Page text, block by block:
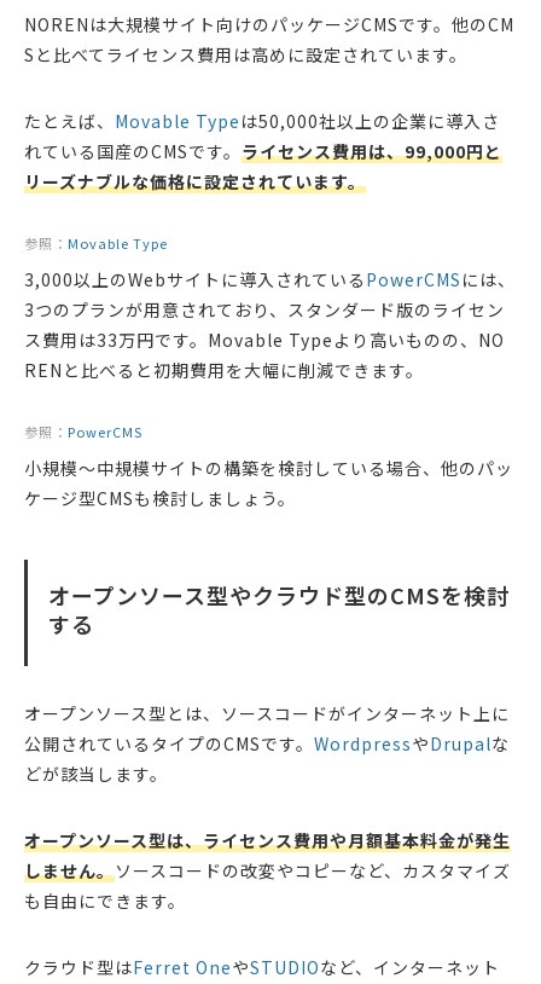
NORENは大規模サイト向けのパッケージCMSです。他のCM
Sと比べてライセンス費用は高めに設定されています。
たとえば、 Movable Type は50,000社以上の企業に導入さ
れている国産のCMSです。 ライセンス費用は、99,000円と
リーズナブルな価格に設定されています。
参照： Movable Type
3,000以上のWebサイトに導入されている PowerCMS には、
3つのプランが用意されており、スタンダード版のライセン
ス費用は33万円です。Movable Typeより高いものの、NO
RENと比べると初期費用を大幅に削減できます。
参照： PowerCMS
小規模〜中規模サイトの構築を検討している場合、他のパッ
ケージ型CMSも検討しましょう。
オープンソース型やクラウド型のCMSを検討
する
オープンソース型とは、ソースコードがインターネット上に
公開されているタイプのCMSです。 WordpressやDrupalな
どが該当します。
オープンソース型は、ライセンス費用や月額基本料金が発生
しません。ソースコードの改変やコピーなど、カスタマイズ
も自由にできます。
クラウド型はFerret OneやSTUDIOなど、インターネット